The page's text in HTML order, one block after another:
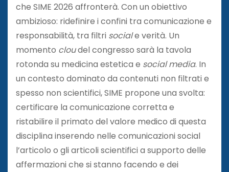
che SIME 2026 affronterà. Con un obiettivo
ambizioso: ridefinire i confini tra comunicazione e
responsabilità, tra filtri sociale verità. Un
momento cloudel congresso sarà la tavola
rotonda su medicina estetica e social media. In
un contesto dominato da contenuti non filtrati e
spesso non scientifici, SIME propone una svolta:
certificare la comunicazione corretta e
ristabilire il primato del valore medico di questa
disciplina inserendo nelle comunicazioni social
l’articolo o gli articoli scientifici a supporto delle
affermazioni che si stanno facendo e dei